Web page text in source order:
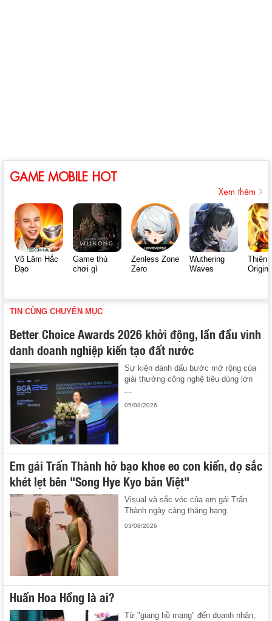
GAME MOBILE HOT
Xem thêm
Võ Lâm Hắc
Đạo
Game thủ
chơi gì
Zenless Zone
Zero
Wuthering
Waves
Thiên
Origin
TIN CÙNG CHUYÊN MỤC
Better Choice Awards 2026 khởi động, lần đầu vinh
danh doanh nghiệp kiến tạo đất nước
Sự kiện đánh dấu bước mở rộng của
giải thưởng công nghệ tiêu dùng lớn
05/08/2026
Em gái Trấn Thành hở bạo khoe eo con kiến, đọ sắc
khét lẹt bên "Song Hye Kyo bản Việt"
Visual và sắc vóc của em gái Trấn
Thành ngày càng thăng hạng.
03/08/2026
Huấn Hoa Hồng là ai?
Từ "giang hồ mạng" đến doanh nhân,